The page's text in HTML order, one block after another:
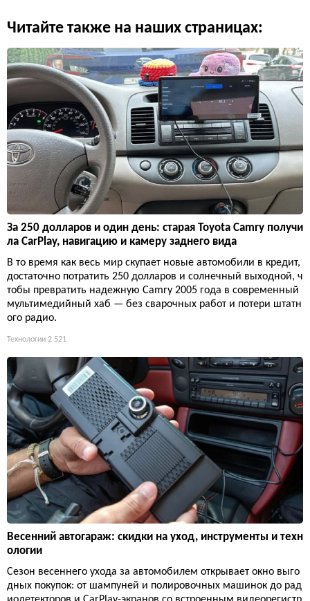
Читайте также на наших страницах:
За 250 долларов и один день: старая Toyota Camry получи
ла CarPlay, навигацию и камеру заднего вида
В то время как весь мир скупает новые автомобили в кредит,
достаточно потратить 250 долларов и солнечный выходной, ч
тобы превратить надежную Camry 2005 года в современный
мультимедийный хаб — без сварочных работ и потери штатн
ого радио.
Технологии 2 521
Весенний автогараж: скидки на уход, инструменты и техн
ологии
Сезон весеннего ухода за автомобилем открывает окно выго
дных покупок: от шампуней и полировочных машинок до рад